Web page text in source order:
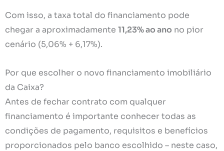
Com isso, a taxa total do financiamento pode
chegar a aproximadamente 11,23% ao ano no pior
cenário (5,06% + 6,17%).
Por que escolher o novo financiamento imobiliário
da Caixa?
Antes de fechar contrato com qualquer
financiamento é importante conhecer todas as
condições de pagamento, requisitos e benefícios
proporcionados pelo banco escolhido – neste caso,